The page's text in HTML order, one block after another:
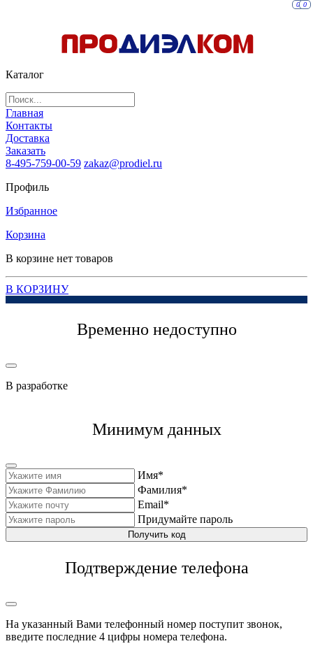
Каталог
Главная
Контакты
Доставка
Заказать
8-495-759-00-59 zakaz@prodiel.ru
Профиль
Избранное
0
Корзина
0
В корзине нет товаров
В КОРЗИНУ
Временно недоступно
В разработке
Минимум данных
Имя*
Фамилия*
Email*
Придумайте пароль
Получить код
Подтверждение телефона
На указанный Вами телефонный номер поступит звонок,
введите последние 4 цифры номера телефона.